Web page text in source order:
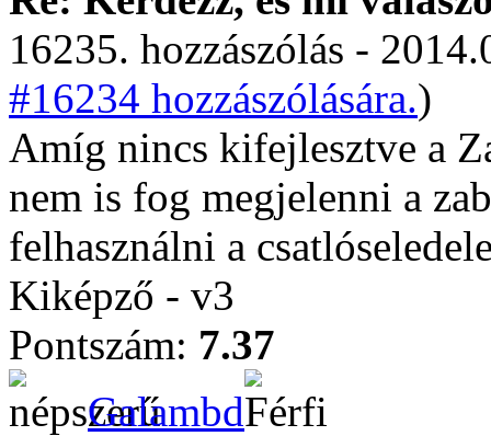
16235. hozzászólás -
#16234 hozzászólására.)
Amíg nincs kifejlesztve a
nem is fog megjelenni a
felhasználni a
Kiképző - v3
Pontszám: 7.37
Galambd